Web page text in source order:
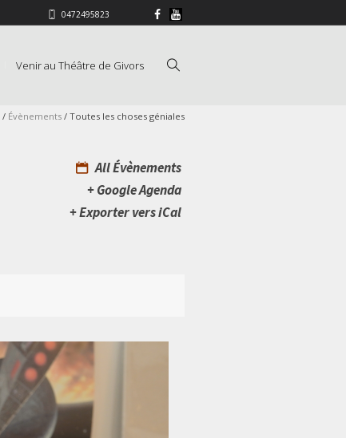
0472495823
Venir au Théâtre de Givors
/ Évènements / Toutes les choses géniales
All Évènements
+ Google Agenda
+ Exporter vers iCal